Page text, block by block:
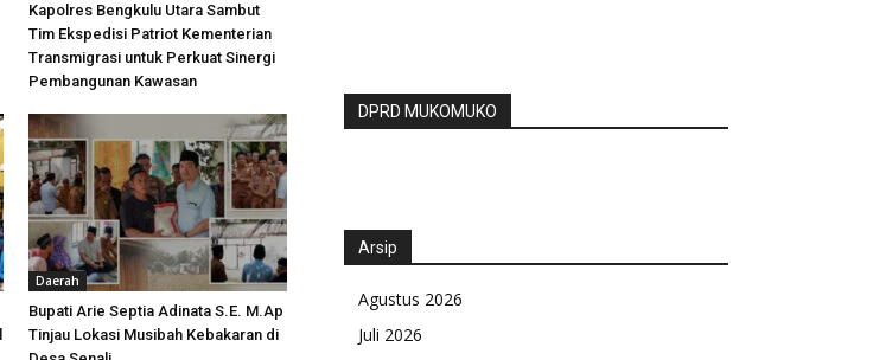
Kapolres Bengkulu Utara Sambut
Tim Ekspedisi Patriot Kementerian
Transmigrasi untuk Perkuat Sinergi
Pembangunan Kawasan
Daerah
Bupati Arie Septia Adinata S.E. M.Ap
Tinjau Lokasi Musibah Kebakaran di
DPRD MUKOMUKO
Arsip
Agustus 2026
Juli 2026